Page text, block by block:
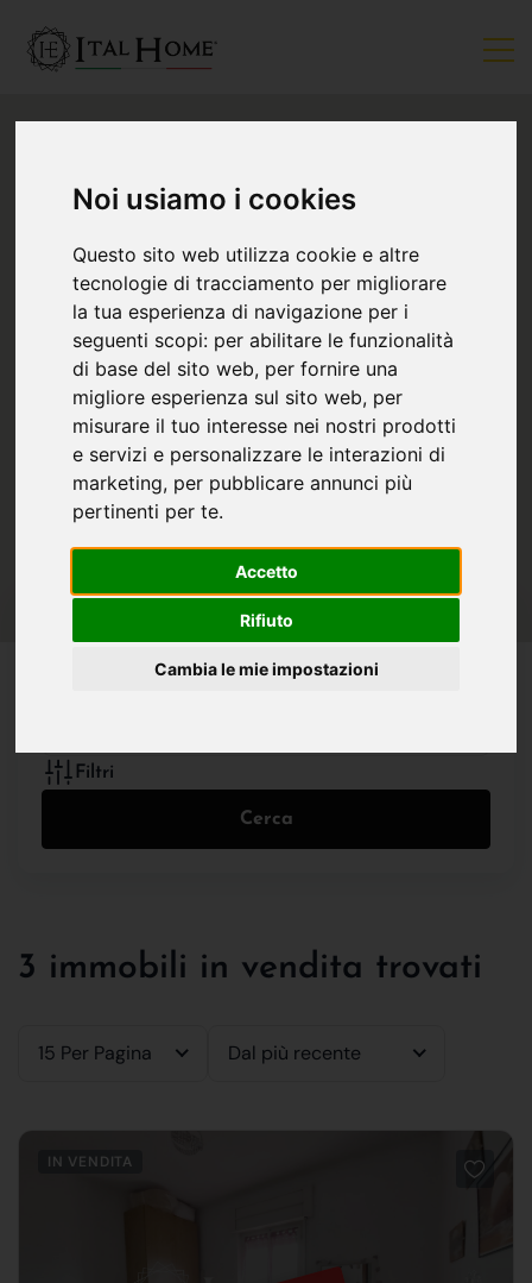
Noi usiamo i cookies
Questo sito web utilizza cookie e altre
tecnologie di tracciamento per migliorare
la tua esperienza di navigazione per i
seguenti scopi: per abilitare le funzionalità
di base del sito web, per fornire una
migliore esperienza sul sito web, per
misurare il tuo interesse nei nostri prodotti
e servizi e personalizzare le interazioni di
marketing, per pubblicare annunci più
pertinenti per te.
Accetto
Rifiuto
Cambia le mie impostazioni
IN VENDITA IN AFFITTO
Filtri
Cerca
3 immobili in vendita trovati
15 Per Pagina Dal più recente
IN VENDITA